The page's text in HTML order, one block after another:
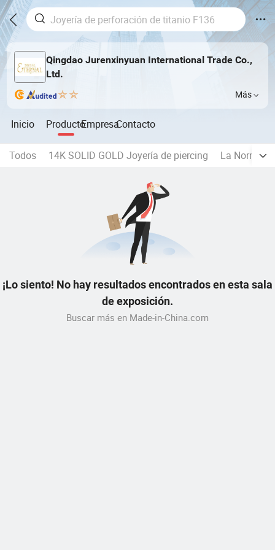
Qingdao Jurenxinyuan International Trade Co.,
Ltd.
Más
Inicio ProductoEmpresaContacto
Todos 14K SOLID GOLD Joyería de piercing La Norma
¡Lo siento! No hay resultados encontrados en esta sala
de exposición.
Buscar más en Made-in-China.com